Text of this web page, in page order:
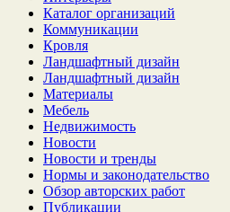
Каталог организаций
Коммуникации
Кровля
Ландшафтный дизайн
Ландшафтный дизайн
Материалы
Мебель
Недвижимость
Новости
Новости и тренды
Нормы и законодательство
Обзор авторских работ
Публикации